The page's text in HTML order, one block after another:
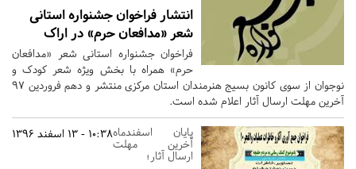
انتشار فراخوان جشنواره استانی
شعر «مدافعان حرم» در اراک
فراخوان جشنواره استانی شعر «مدافعان
حرم» همراه با بخش ویژه شعر کودک و
نوجوان از سوی کانون بسیج هنرمندان استان مرکزی منتشر و دهم فروردین 97
آخرین مهلت ارسال آثار اعلام شده است.
10:38 - 13 اسفند 1396پایان اسفندماه
آخرین مهلت
ارسال آثار؛